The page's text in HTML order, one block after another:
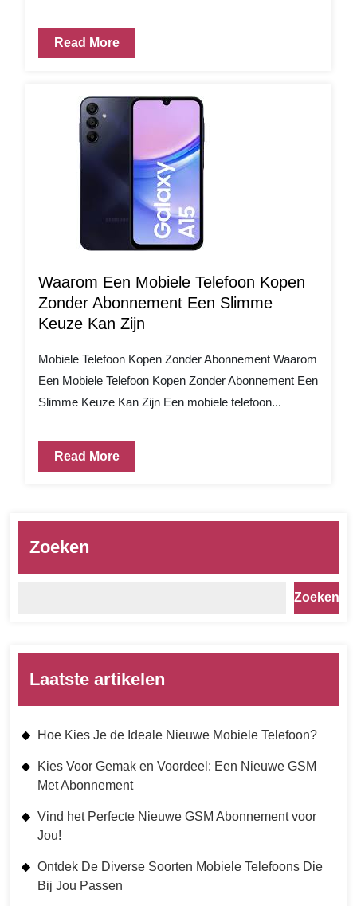
Read More
Waarom Een Mobiele Telefoon Kopen
Zonder Abonnement Een Slimme
Keuze Kan Zijn
Mobiele Telefoon Kopen Zonder Abonnement Waarom
Een Mobiele Telefoon Kopen Zonder Abonnement Een
Slimme Keuze Kan Zijn Een mobiele telefoon...
Read More
Zoeken
Zoeken
Laatste artikelen
Hoe Kies Je de Ideale Nieuwe Mobiele Telefoon?
Kies Voor Gemak en Voordeel: Een Nieuwe GSM
Met Abonnement
Vind het Perfecte Nieuwe GSM Abonnement voor
Jou!
Ontdek De Diverse Soorten Mobiele Telefoons Die
Bij Jou Passen